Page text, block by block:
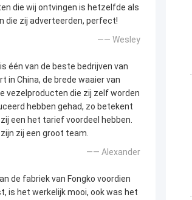
die wij ontvingen is hetzelfde als
die zij adverteerden, perfect!
—— Wesley
één van de beste bedrijven van
in China, de brede waaier van
vezelproducten die zij zelf worden
hebben gehad, zo betekent
een het tarief voordeel hebben.
zijn zij een groot team.
—— Alexander
de fabriek van Fongko voordien
is het werkelijk mooi, ook was het